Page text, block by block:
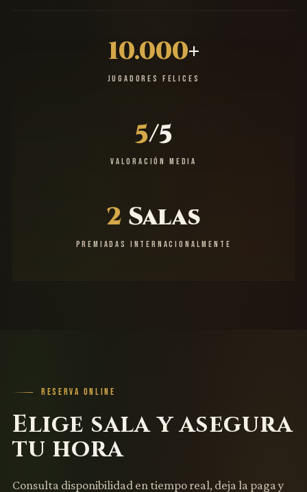
10.000+
JUGADORES FELICES
5/5
VALORACIÓN MEDIA
2 Salas
PREMIADAS INTERNACIONALMENTE
RESERVA ONLINE
Elige sala y asegura
tu hora
Consulta disponibilidad en tiempo real, deja la paga y